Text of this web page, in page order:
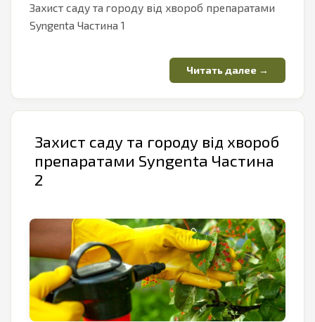
Захист саду та городу від хвороб препаратами
Syngenta Частина 1
Захист саду та городу від хвороб
препаратами Syngenta Частина
2